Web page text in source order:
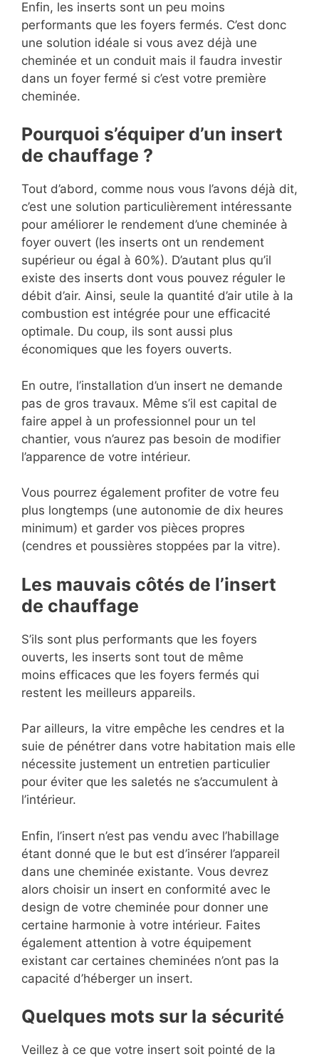
Enfin, les inserts sont un peu moins
performants que les foyers fermés. C’est donc
une solution idéale si vous avez déjà une
cheminée et un conduit mais il faudra investir
dans un foyer fermé si c’est votre première
cheminée.
Pourquoi s’équiper d’un insert
de chauffage ?
Tout d’abord, comme nous vous l’avons déjà dit,
c’est une solution particulièrement intéressante
pour améliorer le rendement d’une cheminée à
foyer ouvert (les inserts ont un rendement
supérieur ou égal à 60%). D’autant plus qu’il
existe des inserts dont vous pouvez réguler le
débit d’air. Ainsi, seule la quantité d’air utile à la
combustion est intégrée pour une efficacité
optimale. Du coup, ils sont aussi plus
économiques que les foyers ouverts.
En outre, l’installation d’un insert ne demande
pas de gros travaux. Même s’il est capital de
faire appel à un professionnel pour un tel
chantier, vous n’aurez pas besoin de modifier
l’apparence de votre intérieur.
Vous pourrez également profiter de votre feu
plus longtemps (une autonomie de dix heures
minimum) et garder vos pièces propres
(cendres et poussières stoppées par la vitre).
Les mauvais côtés de l’insert
de chauffage
S’ils sont plus performants que les foyers
ouverts, les inserts sont tout de même
moins efficaces que les foyers fermés qui
restent les meilleurs appareils.
Par ailleurs, la vitre empêche les cendres et la
suie de pénétrer dans votre habitation mais elle
nécessite justement un entretien particulier
pour éviter que les saletés ne s’accumulent à
l’intérieur.
Enfin, l’insert n’est pas vendu avec l’habillage
étant donné que le but est d’insérer l’appareil
dans une cheminée existante. Vous devrez
alors choisir un insert en conformité avec le
design de votre cheminée pour donner une
certaine harmonie à votre intérieur. Faites
également attention à votre équipement
existant car certaines cheminées n’ont pas la
capacité d’héberger un insert.
Quelques mots sur la sécurité
Veillez à ce que votre insert soit pointé de la